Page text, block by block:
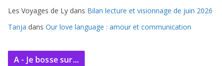
Les Voyages de Ly dans Bilan lecture et visionnage de juin 2026
Tanja dans Our love language : amour et communication
A - Je bosse sur...